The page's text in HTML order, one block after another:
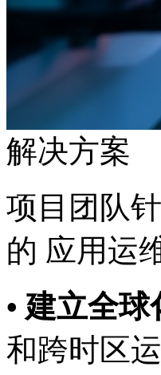
解决方案
项目团队
的 应用运
• 建立全球
和跨时区运